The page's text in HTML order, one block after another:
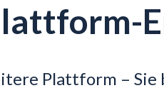
Plattform –